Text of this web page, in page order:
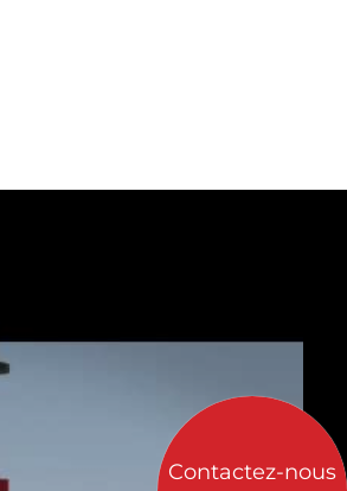
Contactez-nous